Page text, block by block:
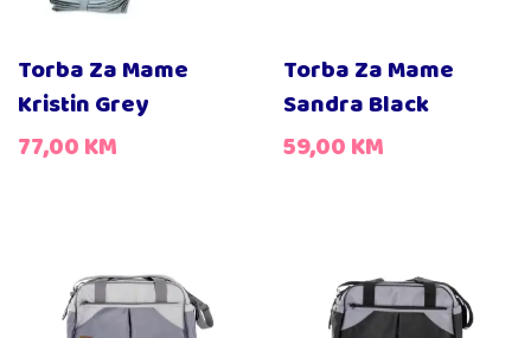
Torba Za Mame
Kristin Grey
77,00KM
Torba Za Mame
Sandra Black
59,00KM